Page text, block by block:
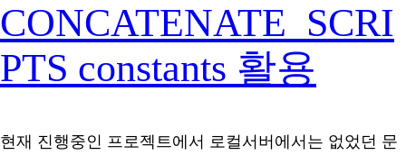
CONCATENATE_SCRI
PTS constants 활용
현재 진행중인 프로젝트에서 로컬서버에서는 없었던 문